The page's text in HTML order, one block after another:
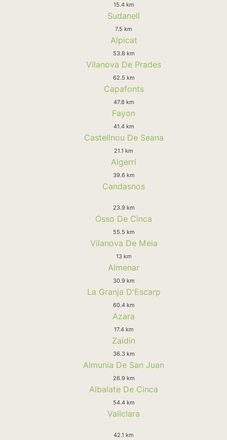
15.4 km
Sudanell
7.5 km
Alpicat
53.8 km
Vilanova De Prades
62.5 km
Capafonts
47.8 km
Fayon
41.4 km
Castellnou De Seana
21.1 km
Algerri
39.6 km
Candasnos
23.9 km
Osso De Cinca
55.5 km
Vilanova De Meia
13 km
Almenar
30.9 km
La Granja D'Escarp
60.4 km
Azara
17.4 km
Zaidin
36.3 km
Almunia De San Juan
26.9 km
Albalate De Cinca
54.4 km
Vallclara
42.1 km